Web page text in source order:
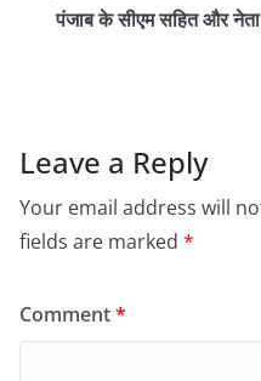
पंजाब के सीएम सहित और
Leave a Reply
Your email address will
fields are marked *
Comment*